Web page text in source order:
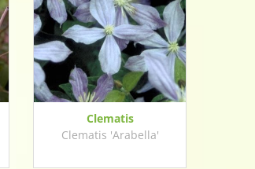
Clematis
Clematis 'Arabella'